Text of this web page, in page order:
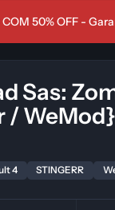
50% OFF -
Sas:
/ WeMod}
4 STINGERR